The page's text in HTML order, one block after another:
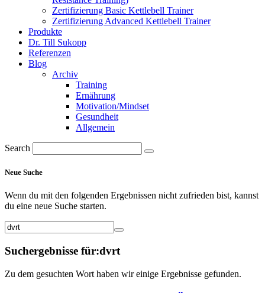
Zertifizierung Basic Kettlebell Trainer
Zertifizierung Advanced Kettlebell Trainer
Produkte
Dr. Till Sukopp
Referenzen
Blog
Archiv
Training
Ernährung
Motivation/Mindset
Gesundheit
Allgemein
Search
Neue Suche
Wenn du mit den folgenden Ergebnissen nicht zufrieden bist, kannst
du eine neue Suche starten.
Suchergebnisse für:dvrt
Zu dem gesuchten Wort haben wir einige Ergebnisse gefunden.